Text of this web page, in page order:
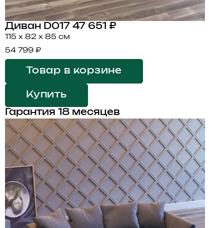
Диван D017 47 651 ₽
115 x 82 x 85 см
54 799 ₽
Товар в корзине
Купить
Гарантия 18 месяцев